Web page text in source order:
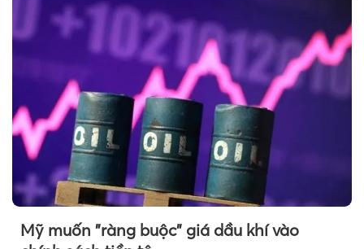
Mỹ muốn "ràng buộc" giá dầu khí vào